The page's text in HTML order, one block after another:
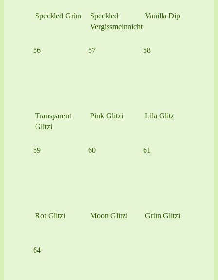
Speckled Grün
Speckled
Vergissmeinnicht
Vanilla Dip
56
Transparent
Glitzi
57
Pink Glitzi
58
Lila Glitz
59
Rot Glitzi
60
Moon Glitzi
61
Grün Glitzi
64